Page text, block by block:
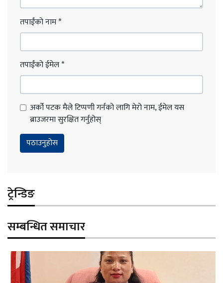
तपाईंको नाम*
तपाईंको ईमेल*
अर्को पटक मैले टिप्पणी गर्नको लागि मेरो नाम, ईमेल यस
ब्राउजरमा सुरक्षित गर्नुहोस्
ट्रेन्डिङ
सम्बन्धित समाचार